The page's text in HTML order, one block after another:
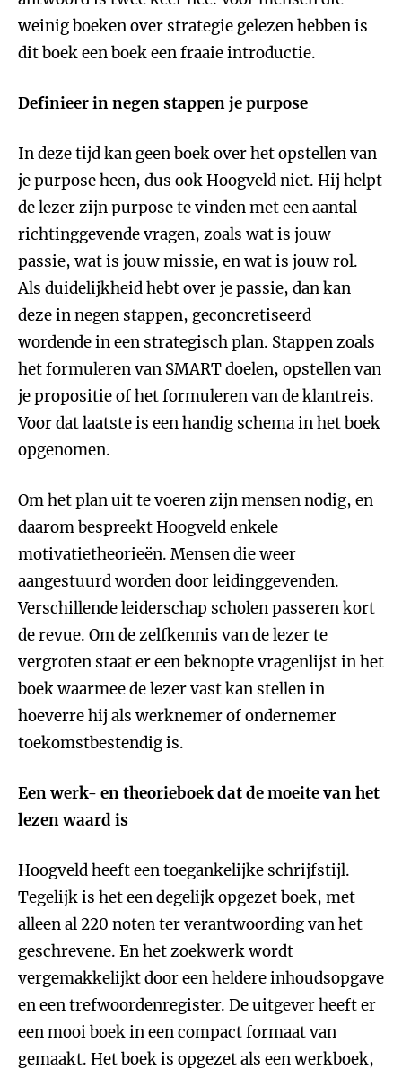
weinig boeken over strategie gelezen hebben is
dit boek een boek een fraaie introductie.
Definieer in negen stappen je purpose
In deze tijd kan geen boek over het opstellen van
je purpose heen, dus ook Hoogveld niet. Hij helpt
de lezer zijn purpose te vinden met een aantal
richtinggevende vragen, zoals wat is jouw
passie, wat is jouw missie, en wat is jouw rol.
Als duidelijkheid hebt over je passie, dan kan
deze in negen stappen, geconcretiseerd
wordende in een strategisch plan. Stappen zoals
het formuleren van SMART doelen, opstellen van
je propositie of het formuleren van de klantreis.
Voor dat laatste is een handig schema in het boek
opgenomen.
Om het plan uit te voeren zijn mensen nodig, en
daarom bespreekt Hoogveld enkele
motivatietheorieën. Mensen die weer
aangestuurd worden door leidinggevenden.
Verschillende leiderschap scholen passeren kort
de revue. Om de zelfkennis van de lezer te
vergroten staat er een beknopte vragenlijst in het
boek waarmee de lezer vast kan stellen in
hoeverre hij als werknemer of ondernemer
toekomstbestendig is.
Een werk- en theorieboek dat de moeite van het
lezen waard is
Hoogveld heeft een toegankelijke schrijfstijl.
Tegelijk is het een degelijk opgezet boek, met
alleen al 220 noten ter verantwoording van het
geschrevene. En het zoekwerk wordt
vergemakkelijkt door een heldere inhoudsopgave
en een trefwoordenregister. De uitgever heeft er
een mooi boek in een compact formaat van
gemaakt. Het boek is opgezet als een werkboek,